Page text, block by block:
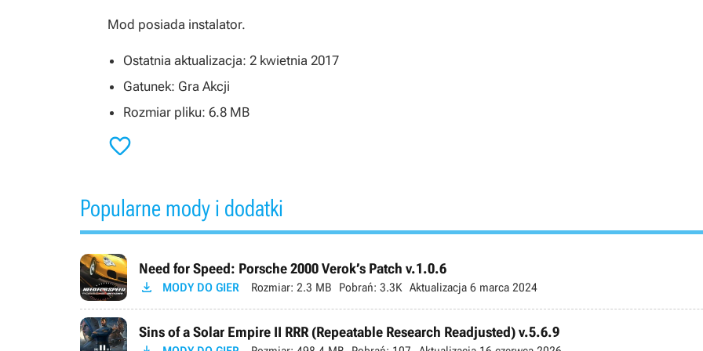
Mod posiada instalator.
Ostatnia aktualizacja: 2 kwietnia 2017
Gatunek: Gra Akcji
Rozmiar pliku: 6.8 MB

Popularne mody i dodatki
Need for Speed: Porsche 2000 Verok’s Patch v.1.0.6
 MODY DO GIER Rozmiar: 2.3 MB Pobrań: 3.3K Aktualizacja 6 marca 2024
Sins of a Solar Empire II RRR (Repeatable Research Readjusted) v.5.6.9